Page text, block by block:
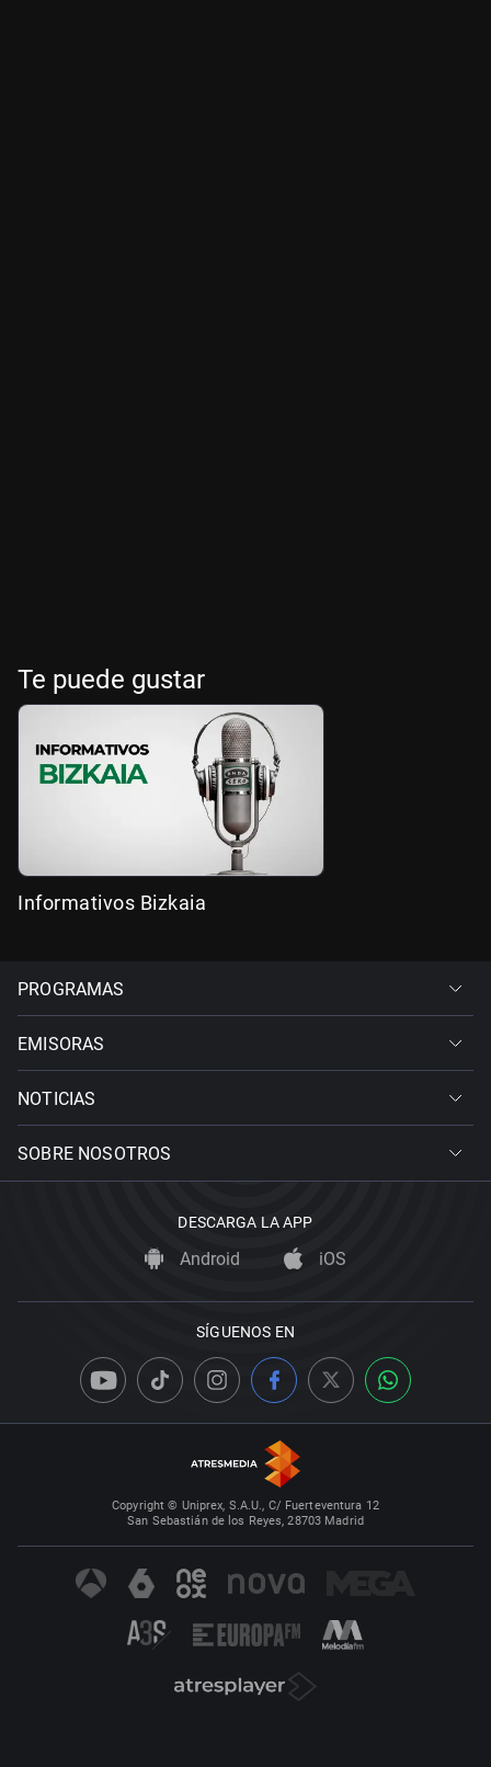
Te puede gustar
Informativos Bizkaia
PROGRAMAS
EMISORAS
NOTICIAS
SOBRE NOSOTROS
DESCARGA LA APP
Android iOS
SÍGUENOS EN
Copyright © Uniprex, S.A.U., C/ Fuerteventura 12
San Sebastián de los Reyes, 28703 Madrid